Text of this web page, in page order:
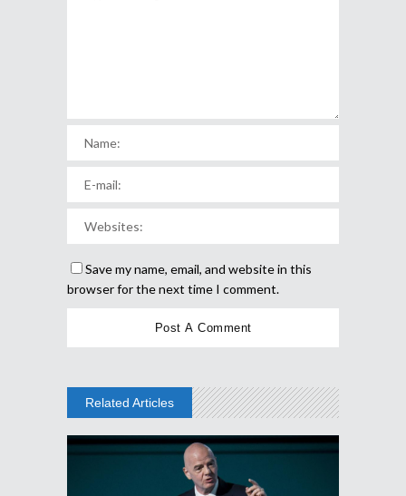
Save my name, email, and website in this
browser for the next time I comment.
Related Articles